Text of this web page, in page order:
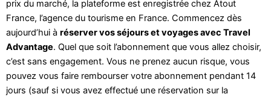
prix du marché, la plateforme est enregistrée chez Atout
France, l’agence du tourisme en France. Commencez dès
aujourd’hui à réserver vos séjours et voyages avec Travel
Advantage. Quel que soit l’abonnement que vous allez choisir,
c’est sans engagement. Vous ne prenez aucun risque, vous
pouvez vous faire rembourser votre abonnement pendant 14
jours (sauf si vous avez effectué une réservation sur la